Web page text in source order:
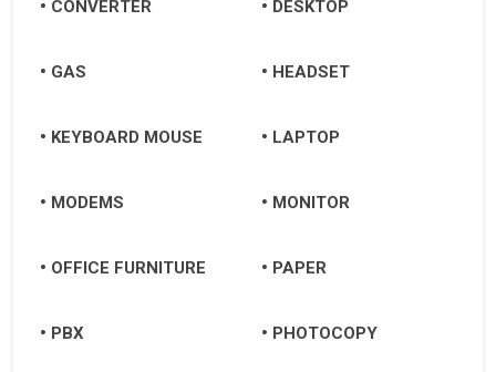
CONVERTER DESKTOP
GAS HEADSET
KEYBOARD MOUSE LAPTOP
MODEMS MONITOR
OFFICE FURNITURE PAPER
PBX PHOTOCOPY